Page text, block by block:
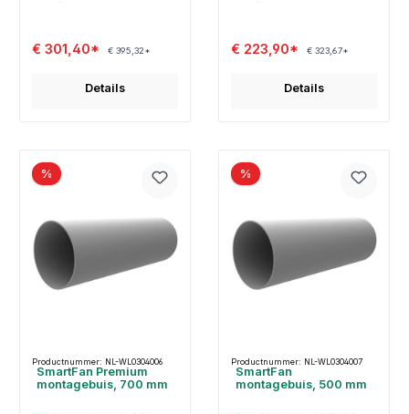
€ 301,40* € 395,32*
Details
€ 223,90* € 323,67*
Details
%
Productnummer: NL-WL0304006
SmartFan Premium
montagebuis, 700 mm
%
Productnummer: NL-WL0304007
SmartFan
montagebuis, 500 mm